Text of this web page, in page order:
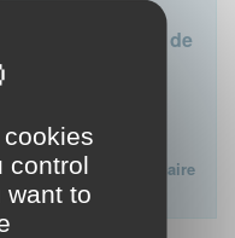
control
want to
est l'interlocuteur de
l'égard d'un médecin
la procédure disciplinaire